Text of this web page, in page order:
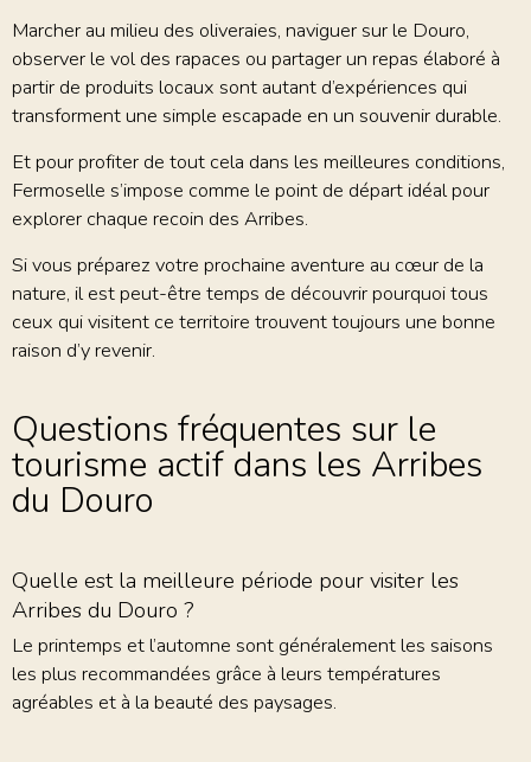
Marcher au milieu des oliveraies, naviguer sur le Douro,
observer le vol des rapaces ou partager un repas élaboré à
partir de produits locaux sont autant d’expériences qui
transforment une simple escapade en un souvenir durable.
Et pour profiter de tout cela dans les meilleures conditions,
Fermoselle s’impose comme le point de départ idéal pour
explorer chaque recoin des Arribes.
Si vous préparez votre prochaine aventure au cœur de la
nature, il est peut-être temps de découvrir pourquoi tous
ceux qui visitent ce territoire trouvent toujours une bonne
raison d’y revenir.
Questions fréquentes sur le
tourisme actif dans les Arribes
du Douro
Quelle est la meilleure période pour visiter les
Arribes du Douro ?
Le printemps et l’automne sont généralement les saisons
les plus recommandées grâce à leurs températures
agréables et à la beauté des paysages.